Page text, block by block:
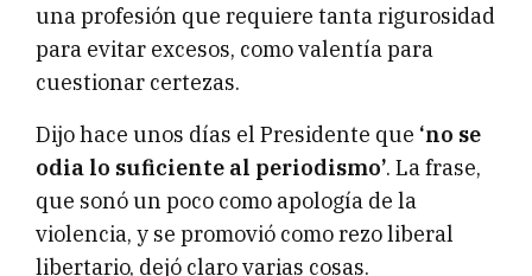
una profesión que requiere tanta rigurosidad
para evitar excesos, como valentía para
cuestionar certezas.
Dijo hace unos días el Presidente que ‘no se
odia lo suficiente al periodismo’. La frase,
que sonó un poco como apología de la
violencia, y se promovió como rezo liberal
libertario, dejó claro varias cosas.